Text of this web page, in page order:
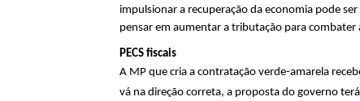
P
o
l
impulsionar a recuperação da economia pode
pensar em aumentar a tributação para combater
PECS fiscais
A MP que cria a contratação verde-amarela
vá na direção correta, a proposta do governo